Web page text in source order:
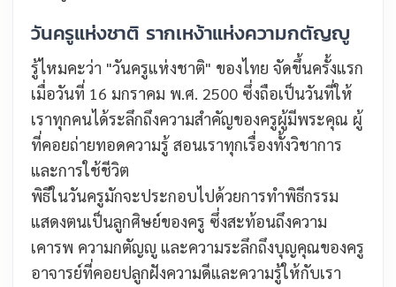
วันครูแห่งชาติ รากเหง้าแห่งความกตัญญู
รู้ไหมคะว่า "วันครูแห่งชาติ" ของไทย จัดขึ้นครั้งแรก
เมื่อวันที่ 16 มกราคม พ.ศ. 2500 ซึ่งถือเป็นวันที่ให้
เราทุกคนได้ระลึกถึงความสำคัญของครูผู้มีพระคุณ ผู้
ที่คอยถ่ายทอดความรู้ สอนเราทุกเรื่องทั้งวิชาการ
และการใช้ชีวิต
พิธีในวันครูมักจะประกอบไปด้วยการทำพิธีกรรม
แสดงตนเป็นลูกศิษย์ของครู ซึ่งสะท้อนถึงความ
เคารพ ความกตัญญู และความระลึกถึงบุญคุณของครู
อาจารย์ที่คอยปลูกฝังความดีและความรู้ให้กับเรา